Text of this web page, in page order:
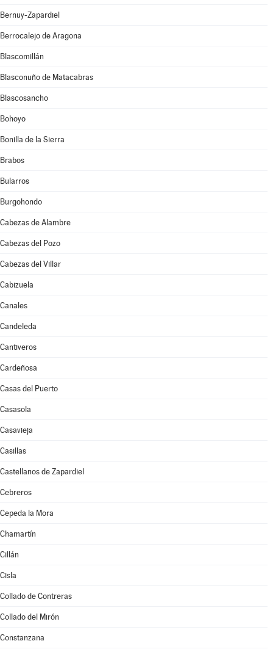
Bernuy-Zapardiel
Berrocalejo de Aragona
Blascomillán
Blasconuño de Matacabras
Blascosancho
Bohoyo
Bonilla de la Sierra
Brabos
Bularros
Burgohondo
Cabezas de Alambre
Cabezas del Pozo
Cabezas del Villar
Cabizuela
Canales
Candeleda
Cantiveros
Cardeñosa
Casas del Puerto
Casasola
Casavieja
Casillas
Castellanos de Zapardiel
Cebreros
Cepeda la Mora
Chamartín
Cillán
Cisla
Collado de Contreras
Collado del Mirón
Constanzana